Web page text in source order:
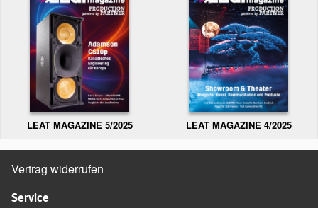
LEAT MAGAZINE 5/2025 LEAT MAGAZINE 4/2025
Vertrag widerrufen
Service